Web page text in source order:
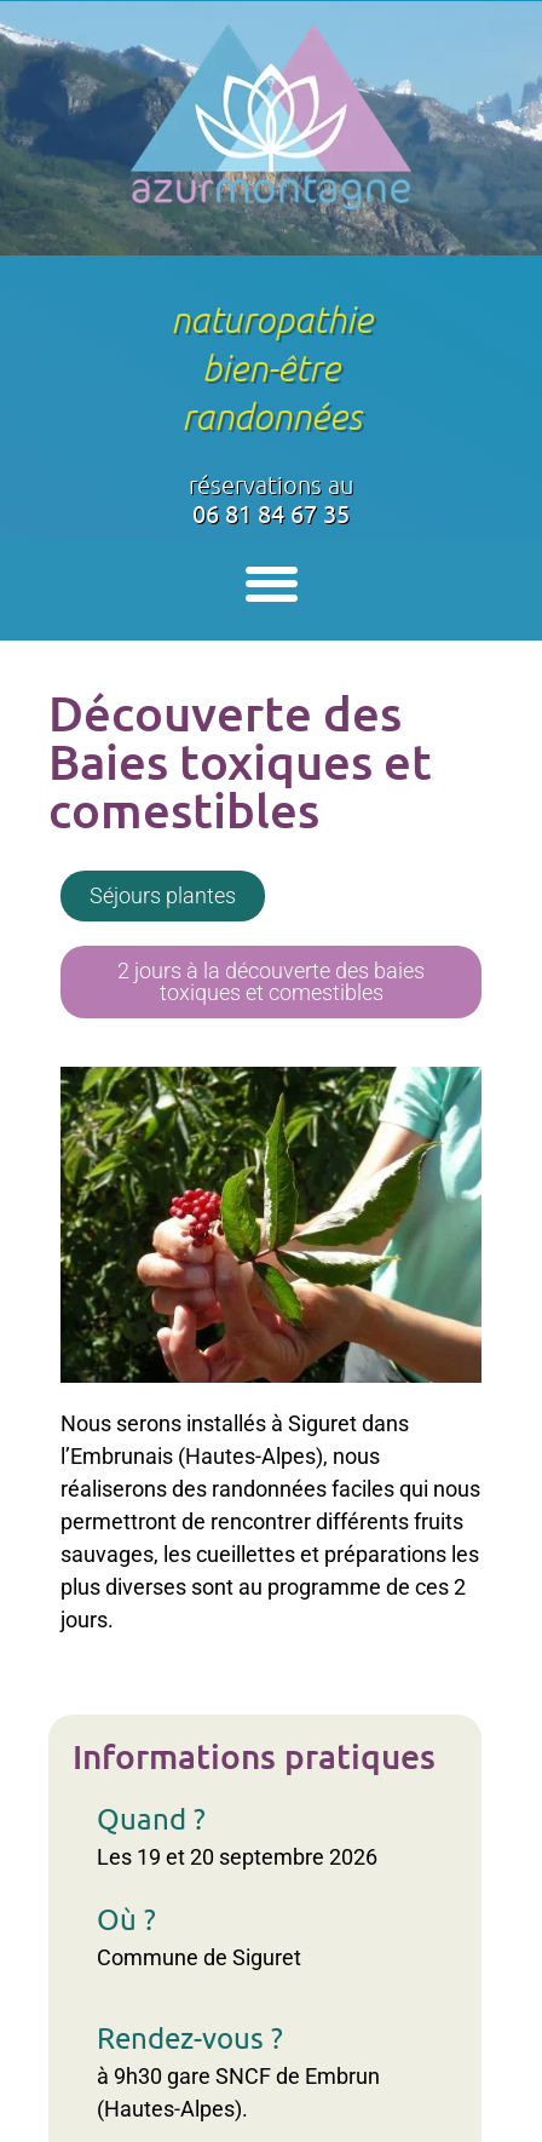
naturopathie
bien-être
randonnées
réservations au
06 81 84 67 35
Découverte des
Baies toxiques et
comestibles
Séjours plantes
2 jours à la découverte des baies
toxiques et comestibles
Nous serons installés à Siguret dans
l’Embrunais (Hautes-Alpes), nous
réaliserons des randonnées faciles qui nous
permettront de rencontrer différents fruits
sauvages, les cueillettes et préparations les
plus diverses sont au programme de ces 2
jours.
Informations pratiques
Quand ?
Les 19 et 20 septembre 2026
Où ?
Commune de Siguret
Rendez-vous ?
à 9h30 gare SNCF de Embrun
(Hautes-Alpes).